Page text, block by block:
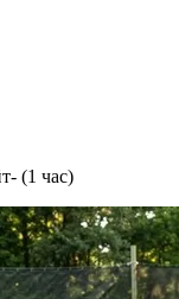
(1 час)